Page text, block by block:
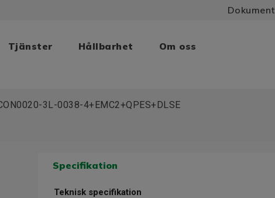
Dokument
Tjänster Hållbarhet Om oss
3L-0038-4+EMC2+QPES+DLSE
Specifikation
Teknisk specifikation